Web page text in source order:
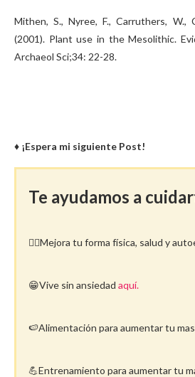
Mithen, S., Nyree, F., Carruthers, W.,
(2001). Plant use in the Mesolithic.
Archaeol Sci;34: 22-28.
♦ ¡Espera mi siguiente Post!
Te ayudamos a
🤸‍♀️Mejora tu forma física, salud y
😁Vive sin ansiedad aquí.
🍉Alimentación para aumentar tu
💪Entrenamiento para aumentar tu